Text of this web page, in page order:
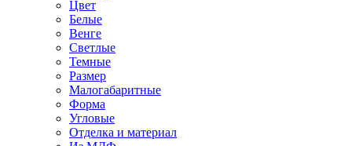
Цвет
Белые
Венге
Светлые
Темные
Размер
Малогабаритные
Форма
Угловые
Отделка и материал